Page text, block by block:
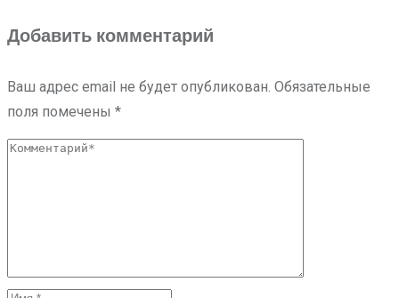
Добавить комментарий
Ваш адрес email не будет опубликован. Обязательные
поля помечены *